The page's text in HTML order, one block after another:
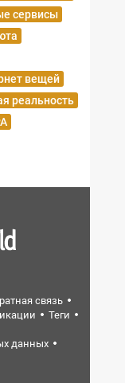
сервисы
вещей
реальность
связь
Теги
данных